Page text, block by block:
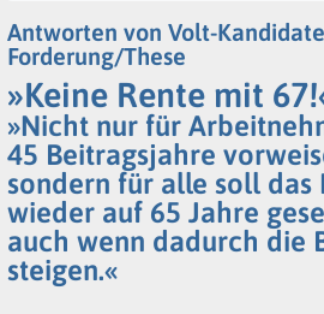
Antworten von Volt-
Forderung/These
»Keine Rente mit
»Nicht nur für
45 Beitragsjahre
sondern für alle soll das
wieder auf 65 Jahre
auch wenn dadurch die
steigen.«